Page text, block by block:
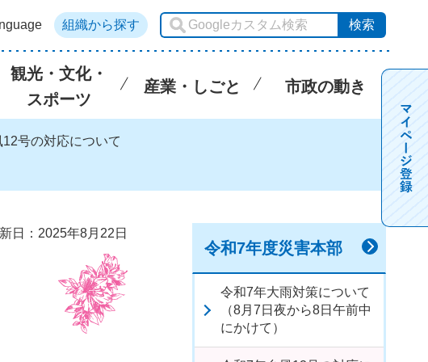
組織から探す
観光・文化・
スポーツ
産業・しごと 市政の動き
号の対応について
日：2025年8月22日
令和7年度災害本部
令和7年大雨対策について
（8月7日夜から8日午前中
にかけて）